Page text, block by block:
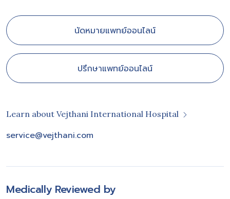
นัดหมายแพทย์ออนไลน์
ปรึกษาแพทย์ออนไลน์
Learn about Vejthani International Hospital
service@vejthani.com
Medically Reviewed by